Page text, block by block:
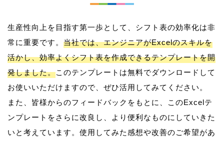
生産性向上を目指す第一歩として、シフト表の効率化は非
常に重要です。 当社では、エンジニアがExcelのスキルを
活かし、効率よくシフト表を作成できるテンプレートを開
発しました。このテンプレートは無料でダウンロードして
お使いいただけますので、ぜひ活用してみてください。
また、皆様からのフィードバックをもとに、このExcelテ
ンプレートをさらに改良し、より便利なものにしていきた
いと考えています。使用してみた感想や改善のご希望があ